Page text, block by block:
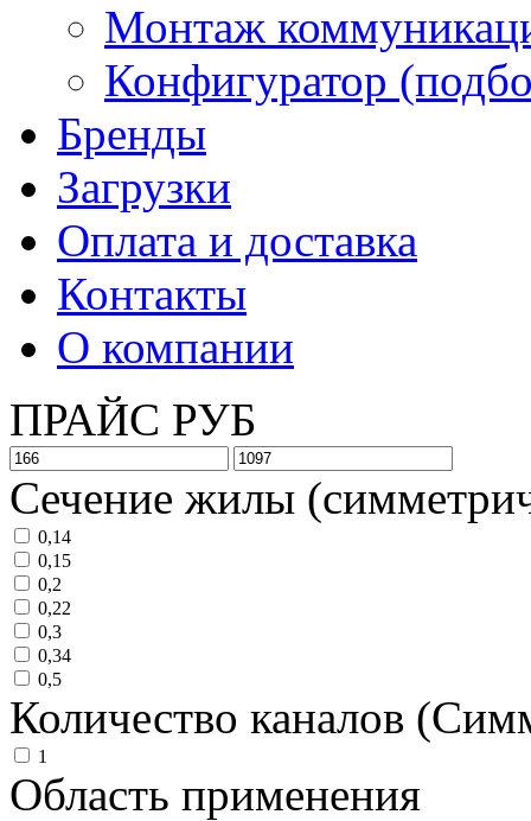
Монтаж
Конфигуратор
Бренды
Загрузки
Оплата и доставка
Контакты
О компании
ПРАЙС РУБ
Сечение жилы
0,14
0,15
0,2
0,22
0,3
0,34
0,5
Количество каналов
1
Область применения